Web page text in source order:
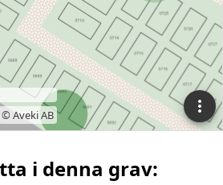
i denna grav: